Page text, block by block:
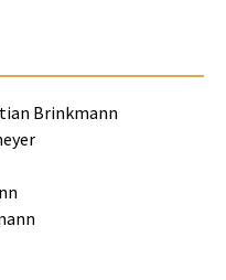
Brinkmann